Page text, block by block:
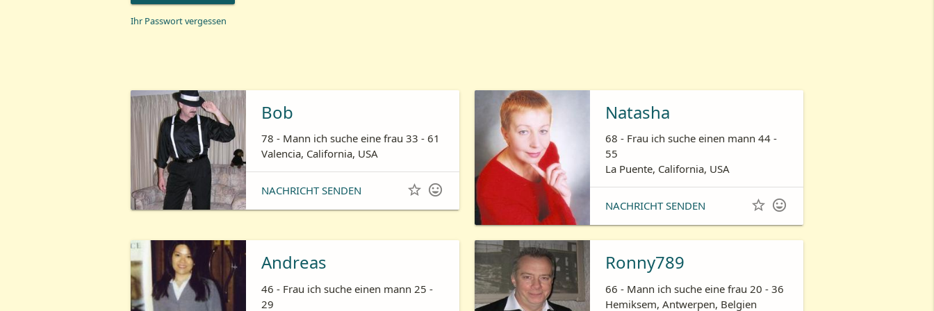
Ihr Passwort vergessen
Bob
78 - Mann ich suche eine frau 33 - 61
Valencia, California, USA
NACHRICHT SENDEN  
Natasha
68 - Frau ich suche einen mann 44 -
55
La Puente, California, USA
NACHRICHT SENDEN  
Andreas
46 - Frau ich suche einen mann 25 -
29
Ronny789
66 - Mann ich suche eine frau 20 - 36
Hemiksem, Antwerpen, Belgien